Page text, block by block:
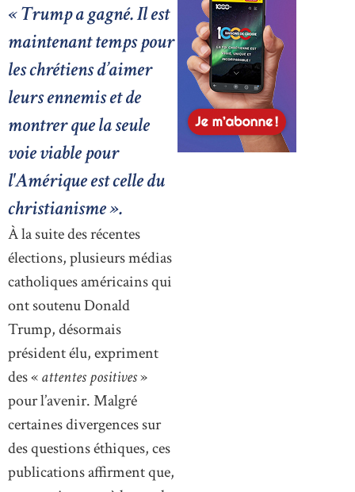
« Trump a gagné. Il est
maintenant temps pour
les chrétiens d’aimer
leurs ennemis et de
montrer que la seule
voie viable pour
l'Amérique est celle du
christianisme ».
À la suite des récentes
élections, plusieurs médias
catholiques américains qui
ont soutenu Donald
Trump, désormais
président élu, expriment
des «attentes positives»
pour l’avenir. Malgré
certaines divergences sur
des questions éthiques, ces
publications affirment que,